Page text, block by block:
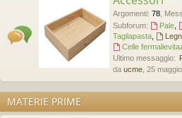
Argomenti: 78
Subforum:
Pale,
Tagliapasta
Celle
Ultimo messaggio:
da ucme , 25
MATERIE PRIME